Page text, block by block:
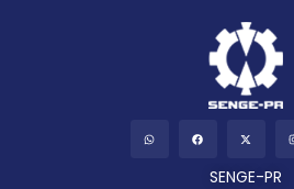
SENGE-PR